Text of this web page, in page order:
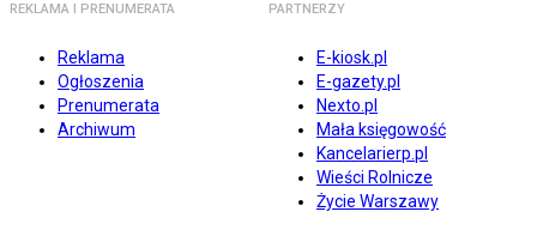
REKLAMA I PRENUMERATA
Reklama
Ogłoszenia
Prenumerata
Archiwum
PARTNERZY
E-kiosk.pl
E-gazety.pl
Nexto.pl
Mała księgowość
Kancelarierp.pl
Wieści Rolnicze
Życie Warszawy